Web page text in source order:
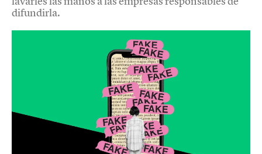
difundirla.